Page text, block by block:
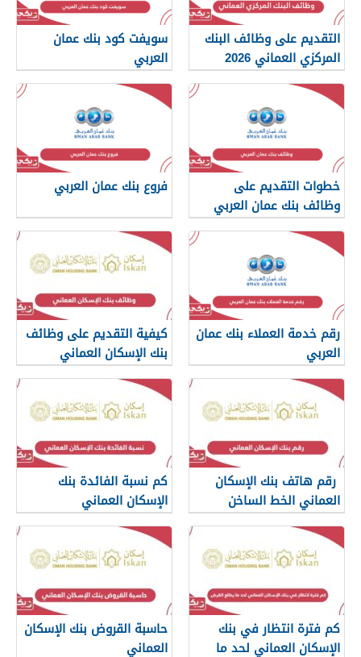
التقديم على وظائف البنك
المركزي العماني 2026
سويفت كود بنك عمان
العربي
خطوات التقديم على
وظائف بنك عمان العربي
فروع بنك عمان العربي
رقم خدمة العملاء بنك عمان
العربي
كيفية التقديم على وظائف
بنك الإسكان العماني
رقم هاتف بنك الإسكان
العماني الخط الساخن
كم نسبة الفائدة بنك
الإسكان العماني
كم فترة انتظار في بنك
الإسكان العماني لحد ما
حاسبة القروض بنك الإسكان
العماني